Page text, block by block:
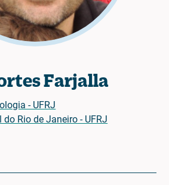
Farjalla
- UFRJ
Rio de Janeiro - UFRJ